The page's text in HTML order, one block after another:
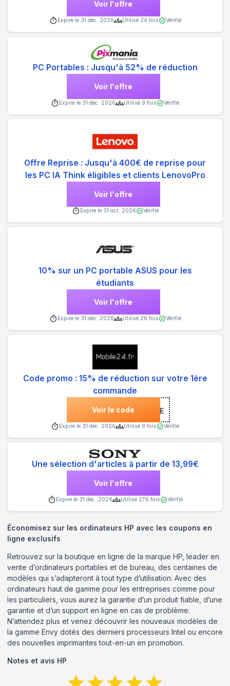
Voir l'offre
Expire le 31 déc. 2026 Utilisé 24 fois Vérifié
PC Portables : Jusqu'à 52% de réduction
Voir l'offre
Expire le 31 déc. 2026 Utilisé 9 fois Vérifié
Offre Reprise : Jusqu'à 400€ de reprise pour
les PC IA Think éligibles et clients LenovoPro
Voir l'offre
Expire le 31 oct. 2026 Vérifié
10% sur un PC portable ASUS pour les
étudiants
Voir l'offre
Expire le 31 déc. 2026 Utilisé 26 fois Vérifié
Code promo : 15% de réduction sur votre 1ère
commande
Voir le code
***BIENVENUE
Expire le 31 déc. 2026 Utilisé 9 fois Vérifié
Une sélection d'articles à partir de 13,99€
Voir l'offre
Expire le 31 déc. 2026 Utilisé 276 fois Vérifié
Économisez sur les ordinateurs HP avec les coupons en
ligne exclusifs
Retrouvez sur la boutique en ligne de la marque HP, leader en
vente d’ordinateurs portables et de bureau, des centaines de
modèles qui s’adapteront à tout type d’utilisation. Avec des
ordinateurs haut de gamme pour les entreprises comme pour
les particuliers, vous aurez la garantie d’un produit fiable, d’une
garantie et d’un support en ligne en cas de problème.
N’attendez plus et venez découvrir les nouveaux modèles de
la gamme Envy dotés des derniers processeurs Intel ou encore
des nouvelles imprimantes tout-en-un en promotion.
Notes et avis HP